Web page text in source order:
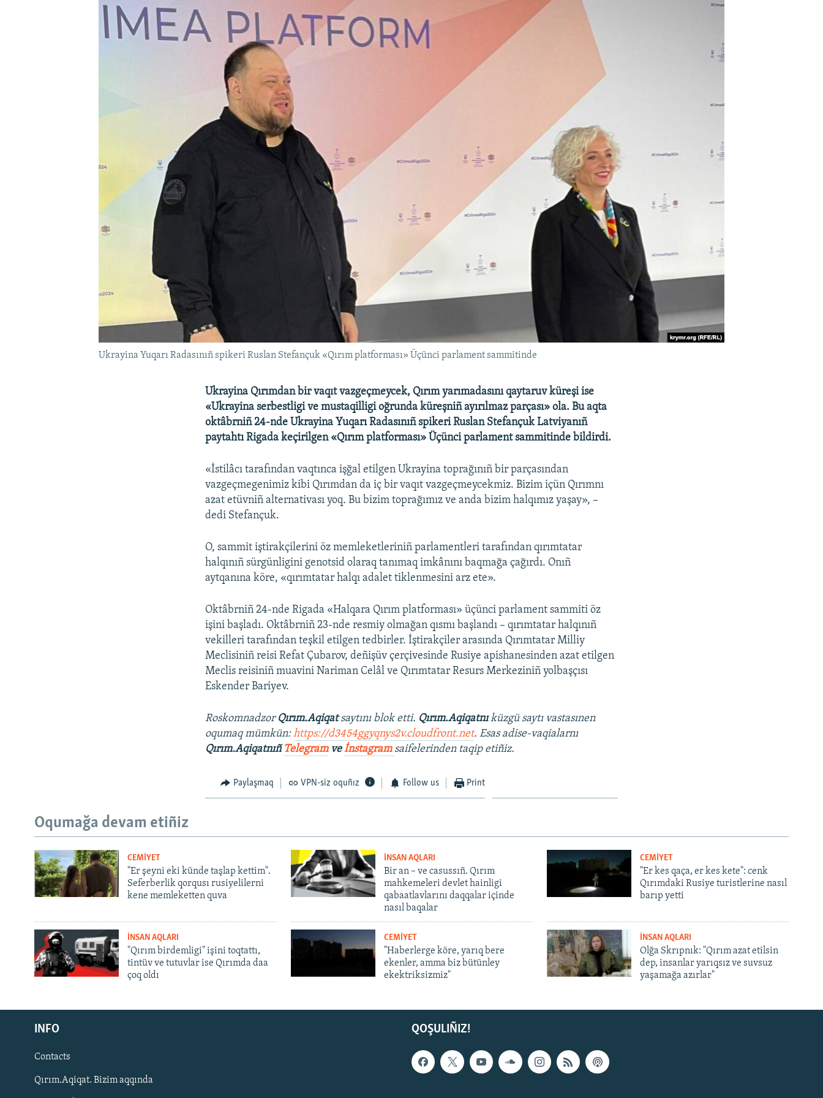
Русский
Українською
QOŞULIÑIZ!
Ukrayina Yuqarı Radasınıñ spikeri Ruslan Stefançuk «Qırım platforması» Üçünci parlament sammitinde
Ukrayina Qırımdan bir vaqıt vazgeçmeycek, Qırım yarımadasını qaytaruv küreşi ise
«Ukrayina serbestligi ve mustaqilligi oğrunda küreşniñ ayırılmaz parçası» ola. Bu aqta
oktâbrniñ 24-nde Ukrayina Yuqarı Radasınıñ spikeri Ruslan Stefançuk Latviyanıñ
paytahtı Rigada keçirilgen «Qırım platforması» Üçünci parlament sammitinde bildirdi.
«İstilâcı tarafından vaqtınca işğal etilgen Ukrayina toprağınıñ bir parçasından
vazgeçmegenimiz kibi Qırımdan da iç bir vaqıt vazgeçmeycekmiz. Bizim içün Qırımnı
azat etüvniñ alternativası yoq. Bu bizim toprağımız ve anda bizim halqımız yaşay», –
dedi Stefançuk.
O, sammit iştirakçilerini öz memleketleriniñ parlamentleri tarafından qırımtatar
halqınıñ sürgünligini genotsid olaraq tanımaq imkânını baqmağa çağırdı. Onıñ
aytqanına köre, «qırımtatar halqı adalet tiklenmesini arz ete».
Oktâbrniñ 24-nde Rigada «Halqara Qırım platforması» üçünci parlament sammiti öz
işini başladı. Oktâbrniñ 23-nde resmiy olmağan qısmı başlandı – qırımtatar halqınıñ
vekilleri tarafından teşkil etilgen tedbirler. İştirakçiler arasında Qırımtatar Milliy
Meclisiniñ reisi Refat Çubarov, deñişüv çerçivesinde Rusiye apishanesinden azat etilgen
Meclis reisiniñ muavini Nariman Celâl ve Qırımtatar Resurs Merkeziniñ yolbaşçısı
Eskender Bariyev.
Roskomnadzor Qırım.Aqiqatsaytını blok etti. Qırım.Aqiqatnıküzgü saytı vastasınen
oqumaq mümkün:https://d3454ggyqnys2v.cloudfront.net. Esas adise-vaqialarnı
Qırım.AqiqatnıñTelegramveİnstagram saifelerinden taqip etiñiz.
Paylaşmaq VPN-siz oquñız Follow us Print
Oqumağa devam etiñiz
CEMİYET
"Er şeyni eki künde taşlap kettim".
Seferberlik qorqusı rusiyelilerni
kene memleketten quva
İNSAN AQLARI
Bir an – ve casussıñ. Qırım
mahkemeleri devlet hainligi
qabaatlavlarını daqqalar içinde
nasıl baqalar
CEMİYET
"Er kes qaça, er kes kete": cenk
Qırımdaki Rusiye turistlerine nasıl
barıp yetti
İNSAN AQLARI
"Qırım birdemligi" işini toqtattı,
tintüv ve tutuvlar ise Qırımda daa
çoq oldı
CEMİYET
"Haberlerge köre, yarıq bere
ekenler, amma biz bütünley
ekektriksizmiz"
İNSAN AQLARI
Olğa Skrıpnık: "Qırım azat etilsin
dep, insanlar yarıqsız ve suvsuz
yaşamağa azırlar"
QOŞULIÑIZ!
INFO
Contacts
Qırım.Aqiqat. Bizim aqqında